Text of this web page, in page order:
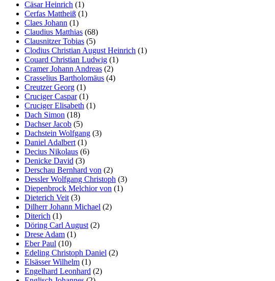
Cäsar Heinrich (1)
Cerfas Mattheiß (1)
Claes Johann (1)
Claudius Matthias (68)
Clausnitzer Tobias (5)
Clodius Christian August Heinrich (1)
Couard Christian Ludwig (1)
Cramer Johann Andreas (2)
Crasselius Bartholomäus (4)
Creutzer Georg (1)
Cruciger Caspar(1)
Cruciger Elisabeth (1)
Dach Simon (18)
Dachser Jacob (5)
Dachstein Wolfgang (3)
Daniel Adalbert (1)
Decius Nikolaus (6)
Denicke David (3)
Derschau Bernhard von (2)
Dessler Wolfgang Christoph (3)
Diepenbrock Melchior von (1)
Dieterich Veit (3)
Dilherr Johann Michael (2)
Diterich (1)
Döring Carl August (2)
Drese Adam (1)
Eber Paul (10)
Edeling Christoph Daniel (2)
Elsässer Wilhelm (1)
Engelhard Leonhard (2)